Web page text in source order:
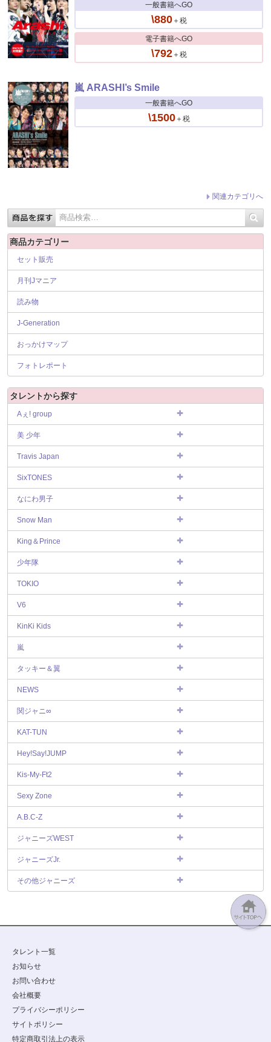
一般書籍へGO
\880＋税
電子書籍へGO
\792＋税
嵐 ARASHI’s Smile
一般書籍へGO
\1500＋税
関連カテゴリへ
商品カテゴリー
セット販売
月刊Jマニア
読み物
J-Generation
おっかけマップ
フォトレポート
タレントから探す
Aぇ! group
美 少年
Travis Japan
SixTONES
なにわ男子
Snow Man
King＆Prince
少年隊
TOKIO
V6
KinKi Kids
嵐
タッキー＆翼
NEWS
関ジャニ∞
KAT-TUN
Hey!Say!JUMP
Kis-My-Ft2
Sexy Zone
A.B.C-Z
ジャニーズWEST
ジャニーズJr.
その他ジャニーズ
タレント一覧
お知らせ
お問い合わせ
会社概要
プライバシーポリシー
サイトポリシー
特定商取引法上の表示